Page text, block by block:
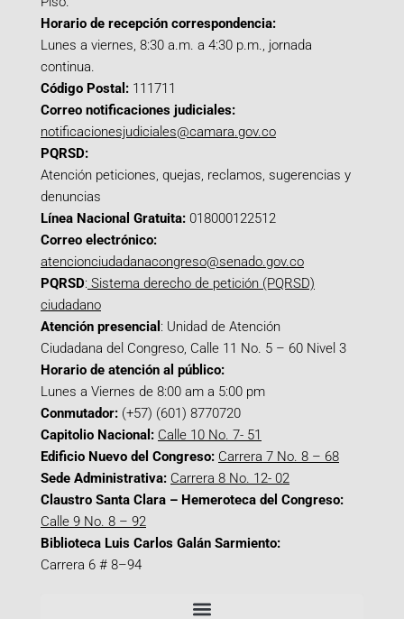
Horario de recepción correspondencia:
Lunes a viernes, 8:30 a.m. a 4:30 p.m., jornada
continua.
Código Postal: 111711
Correo notificaciones judiciales:
notificacionesjudiciales@camara.gov.co
PQRSD:
Atención peticiones, quejas, reclamos, sugerencias y
denuncias
Línea Nacional Gratuita: 018000122512
Correo electrónico:
atencionciudadanacongreso@senado.gov.co
PQRSD: Sistema derecho de petición (PQRSD)
ciudadano
Atención presencial : Unidad de Atención
Ciudadana del Congreso, Calle 11 No. 5 – 60 Nivel 3
Horario de atención al público:
Lunes a Viernes de 8:00 am a 5:00 pm
Conmutador: (+57) (601) 8770720
Capitolio Nacional: Calle 10 No. 7- 51
Edificio Nuevo del Congreso: Carrera 7 No. 8 – 68
Sede Administrativa: Carrera 8 No. 12- 02
Claustro Santa Clara – Hemeroteca del Congreso:
Calle 9 No. 8 – 92
Biblioteca Luis Carlos Galán Sarmiento:
Carrera 6 # 8–94